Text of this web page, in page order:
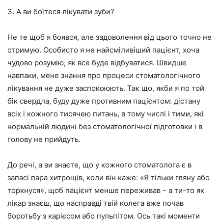
3. А ви боїтеся лікувати зуби?
Не те щоб я боявся, але задоволення від цього точно не
отримую. Особисто я не найсміливіший пацієнт, хоча
чудово розумію, як все буде відбуватися. Швидше
навпаки, мене знання про процеси стоматологічного
лікування не дуже заспокоюють. Так що, якби я по той
бік свердла, буду дуже противним пацієнтом: дістану
всіх і кожного тисячею питань, в тому числі і тими, які
нормальній людині без стоматологічної підготовки і в
голову не прийдуть.
До речі, а ви знаєте, що у кожного стоматолога є в
запасі пара хитрощів, коли він каже: «Я тільки гляну або
торкнуся», щоб пацієнт менше переживав – а ти-то як
лікар знаєш, що насправді твій колега вже почав
боротьбу з карієсом або пульпітом. Ось такі моменти